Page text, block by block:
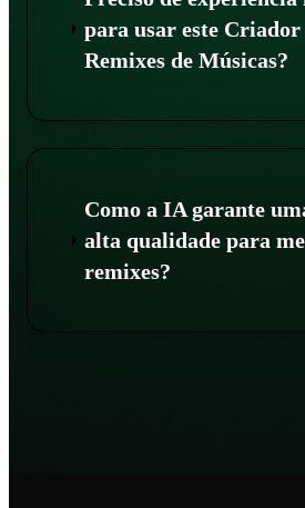
para usar este Criador
Remixes de Músicas?
Como a IA garante
alta qualidade para
remixes?